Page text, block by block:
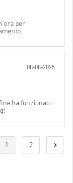
qui sotto 👇
le nostre
tipo di
Contact Us
di un codice.
Invia
per
08-08-2025
ha funzionato
1 2